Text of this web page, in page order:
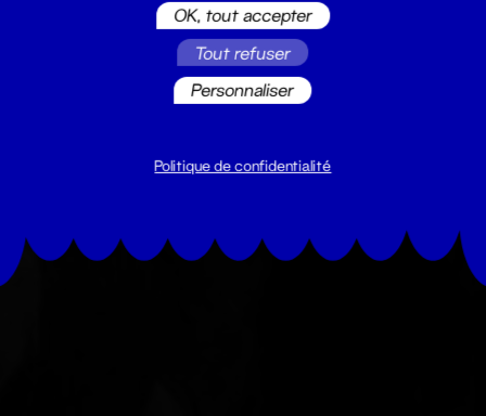
OK, tout accepter
Tout refuser
Personnaliser
Politique de confidentialité